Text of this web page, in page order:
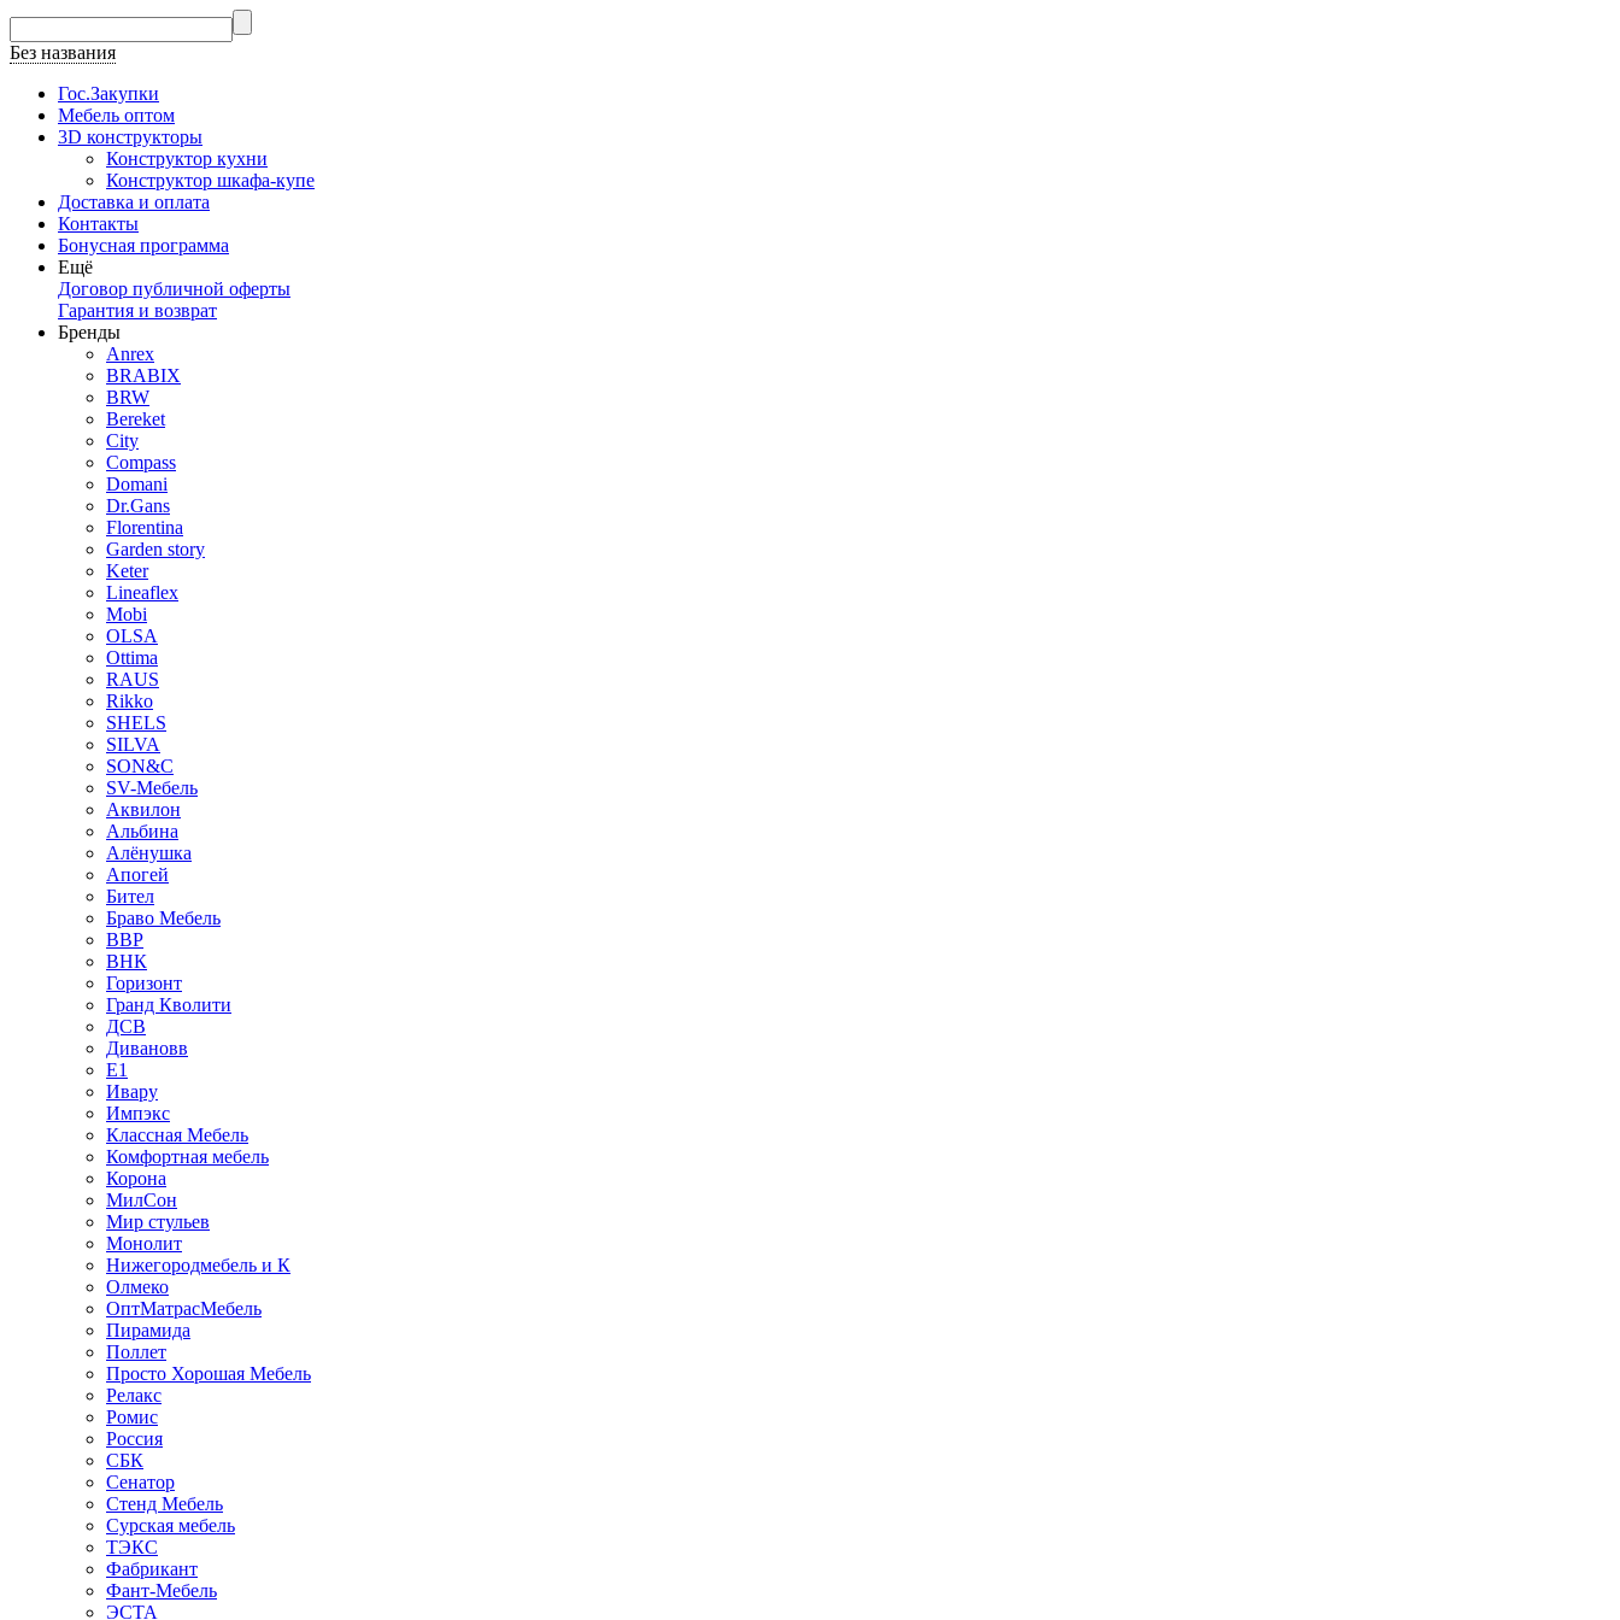
Без названия
Гос.Закупки
Мебель оптом
3D конструкторы
Конструктор кухни
Конструктор шкафа-купе
Доставка и оплата
Контакты
Бонусная программа
Ещё
Договор публичной оферты
Гарантия и возврат
Бренды
Anrex
BRABIX
BRW
Bereket
City
Compass
Domani
Dr.Gans
Florentina
Garden story
Keter
Lineaflex
Mobi
OLSA
Ottima
RAUS
Rikko
SHELS
SILVA
SON&C
SV-Мебель
Аквилон
Альбина
Алёнушка
Апогей
Бител
Браво Мебель
ВВР
ВНК
Горизонт
Гранд Кволити
ДСВ
Дивановв
Е1
Ивару
Импэкс
Классная Мебель
Комфортная мебель
Корона
МилСон
Мир стульев
Монолит
Нижегородмебель и К
Олмеко
ОптМатрасМебель
Пирамида
Поллет
Просто Хорошая Мебель
Релакс
Ромис
Россия
СБК
Сенатор
Стенд Мебель
Сурская мебель
ТЭКС
Фабрикант
Фант-Мебель
ЭСТА